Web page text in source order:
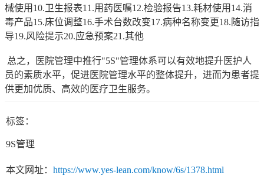
械使用10.卫生报表11.用药医嘱12.检验报告13.耗材使用14.消
毒产品15.床位调整16.手术台数改变17.病种名称变更18.随访指
导19.风险提示20.应急预案21.其他
总之，医院管理中推行"5S"管理体系可以有效地提升医护人
员的素质水平，促进医院管理水平的整体提升，进而为患者提
供更加优质、高效的医疗卫生服务。
标签：
9S管理
本文网址： https://www.yes-lean.com/know/6s/1378.html